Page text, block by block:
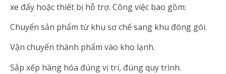
xe đẩy hoặc thiết bị hỗ trợ. Công việc bao gồm:
Chuyển sản phẩm từ khu sơ chế sang khu đóng gói.
Vận chuyển thành phẩm vào kho lạnh.
Sắp xếp hàng hóa đúng vị trí, đúng quy trình.